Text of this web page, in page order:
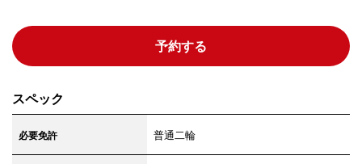
予約する
スペック
必要免許 普通二輪